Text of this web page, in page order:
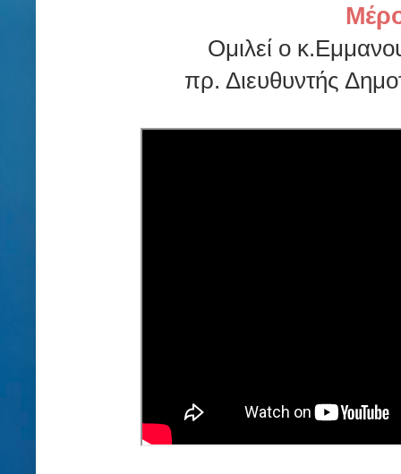
Ομιλεί ο
πρ. Διευθυντής